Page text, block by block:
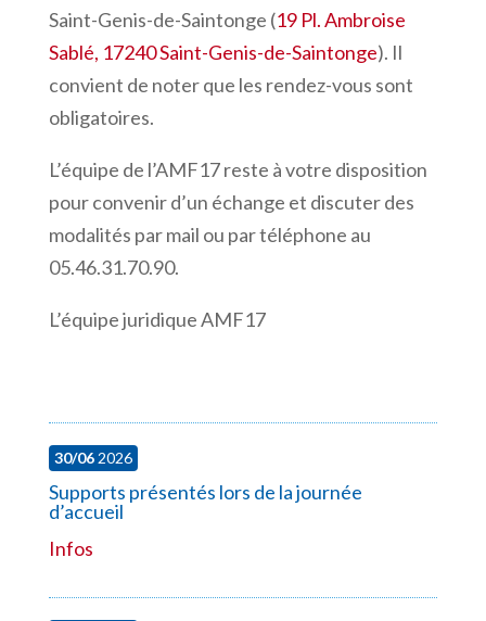
Saint-Genis-de-Saintonge (19 Pl. Ambroise
Sablé, 17240 Saint-Genis-de-Saintonge). Il
convient de noter que les rendez-vous sont
obligatoires.
L’équipe de l’AMF17reste à votre disposition
pour convenir d’un échange et discuter des
modalités par mail ou par téléphone au
05.46.31.70.90.
L’équipe juridique AMF17
30/062026
Supports présentés lors de la journée
d’accueil
Infos